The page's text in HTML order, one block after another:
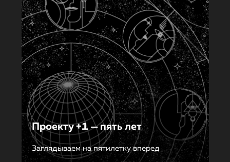
Проекту +1 — пять лет
Заглядываем на пятилетку вперед